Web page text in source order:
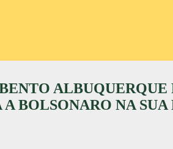
ALBUQUERQUE
BOLSONARO NA